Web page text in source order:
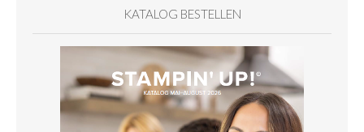
KATALOG BESTELLEN